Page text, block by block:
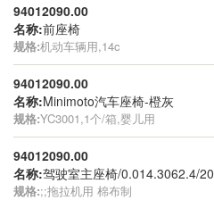
94012090.00
名称:前座椅
规格:机动车辆用,14c
94012090.00
名称:Minimoto汽车座椅-橙灰
规格:YC3001,1个/箱,婴儿用
94012090.00
名称:驾驶室主座椅/0.014.3062.4/20
规格:;;拖拉机用 棉布制